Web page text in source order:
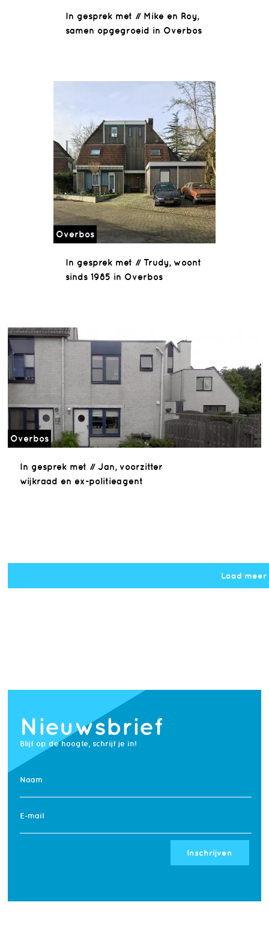
In gesprek met // Mike en Roy,
samen opgegroeid in Overbos
Overbos
In gesprek met // Trudy, woont
sinds 1985 in Overbos
Overbos
In gesprek met // Jan, voorzitter
wijkraad en ex-politieagent
Laad meer
Nieuwsbrief
Blijf op de hoogte, schrijf je in!
Naam
E-mail
Inschrijven